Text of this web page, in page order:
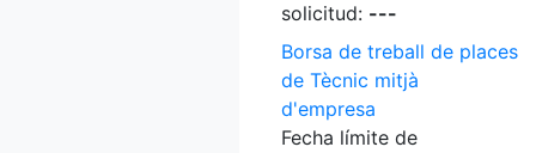
solicitud: ---
Borsa de treball de places
de Tècnic mitjà
d'empresa
Fecha límite de